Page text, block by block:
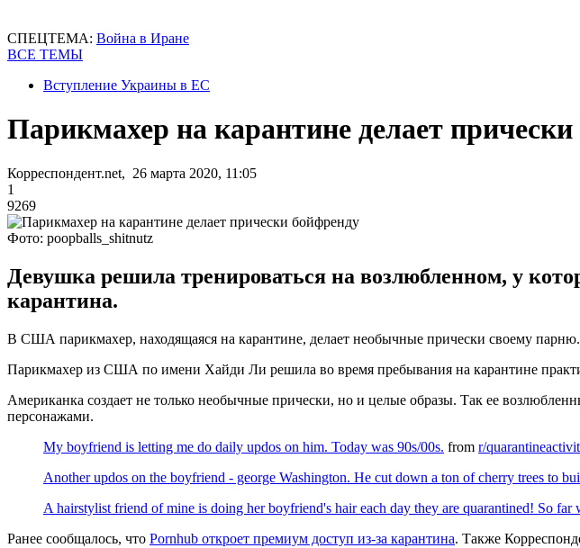
СПЕЦТЕМА: Война в Иране
ВСЕ ТЕМЫ
Вступление Украины в ЕС
Парикмахер на карантине делает
Корреспондент.net, 26 марта 2020, 11:05
1
9269
Фото: poopballs_shitnutz
Девушка решила тренироваться на возлюбленном, у
карантина.
В США парикмахер, находящаяся на карантине, делает необычные прически своему
Парикмахер из США по имени Хайди Ли решила во время пребывания на карантине
Американка создает не только необычные прически, но и целые образы. Так ее
персонажами.
My boyfriend is letting me do daily updos on him. Today was 90s/00s. from r/
Another updos on the boyfriend - george Washington. He cut down a ton of cherry trees to
A hairstylist friend of mine is doing her boyfriend's hair each day they are quarantined! So
Ранее сообщалось, что Pornhub откроет премиум доступ из-за карантина. Также